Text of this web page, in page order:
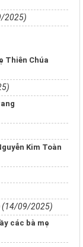
2025)
Thiên Chúa
Kim Toàn
(14/09/2025)
các bà mẹ